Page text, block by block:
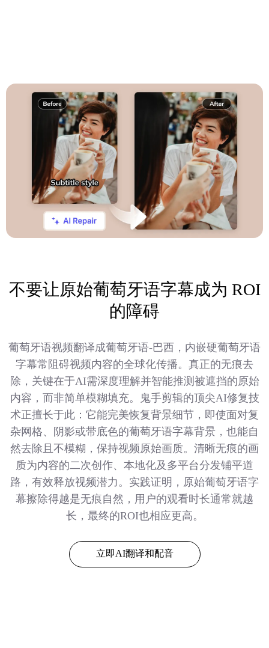
不要让原始葡萄牙语字幕成为 ROI
的障碍
葡萄牙语视频翻译成葡萄牙语-巴西，内嵌硬葡萄牙语
字幕常阻碍视频内容的全球化传播。真正的无痕去
除，关键在于AI需深度理解并智能推测被遮挡的原始
内容，而非简单模糊填充。鬼手剪辑的顶尖AI修复技
术正擅长于此：它能完美恢复背景细节，即使面对复
杂网格、阴影或带底色的葡萄牙语字幕背景，也能自
然去除且不模糊，保持视频原始画质。清晰无痕的画
质为内容的二次创作、本地化及多平台分发铺平道
路，有效释放视频潜力。实践证明，原始葡萄牙语字
幕擦除得越是无痕自然，用户的观看时长通常就越
长，最终的ROI也相应更高。
立即AI翻译和配音